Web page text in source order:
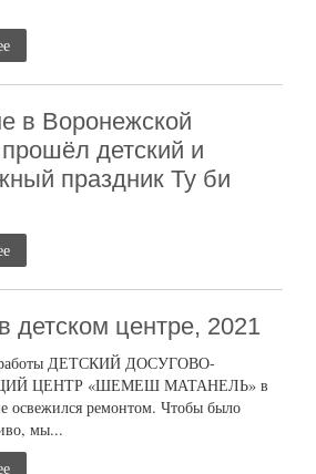
в Воронежской
детский и
праздник Ту би
детском центре, 2021
работы ДЕТСКИЙ ДОСУГОВО-
ЦЕНТР «ШЕМЕШ МАТАНЕЛЬ» в
освежился ремонтом. Чтобы было
мы...